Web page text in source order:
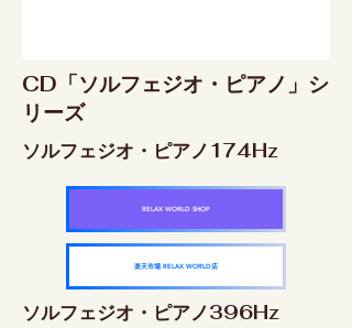
CD「ソルフェジオ・ピアノ」シ
リーズ
ソルフェジオ・ピアノ174Hz
RELAX WORLD SHOP
楽天市場 RELAX WORLD店
ソルフェジオ・ピアノ396Hz